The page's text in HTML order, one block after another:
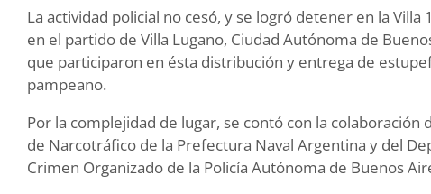
La actividad policial no cesó, y se logró detener en la Villa
en el partido de Villa Lugano, Ciudad Autónoma de
que participaron en ésta distribución y entrega de
pampeano.
Por la complejidad de lugar, se contó con la
de Narcotráfico de la Prefectura Naval Argentina y del
Crimen Organizado de la Policía Autónoma de Buenos